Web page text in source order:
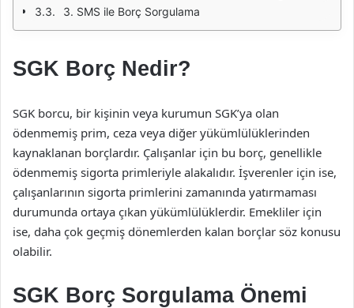
3. SMS ile Borç Sorgulama
SGK Borç Nedir?
SGK borcu, bir kişinin veya kurumun SGK’ya olan
ödenmemiş prim, ceza veya diğer yükümlülüklerinden
kaynaklanan borçlardır. Çalışanlar için bu borç, genellikle
ödenmemiş sigorta primleriyle alakalıdır. İşverenler için ise,
çalışanlarının sigorta primlerini zamanında yatırmaması
durumunda ortaya çıkan yükümlülüklerdir. Emekliler için
ise, daha çok geçmiş dönemlerden kalan borçlar söz konusu
olabilir.
SGK Borç Sorgulama Önemi